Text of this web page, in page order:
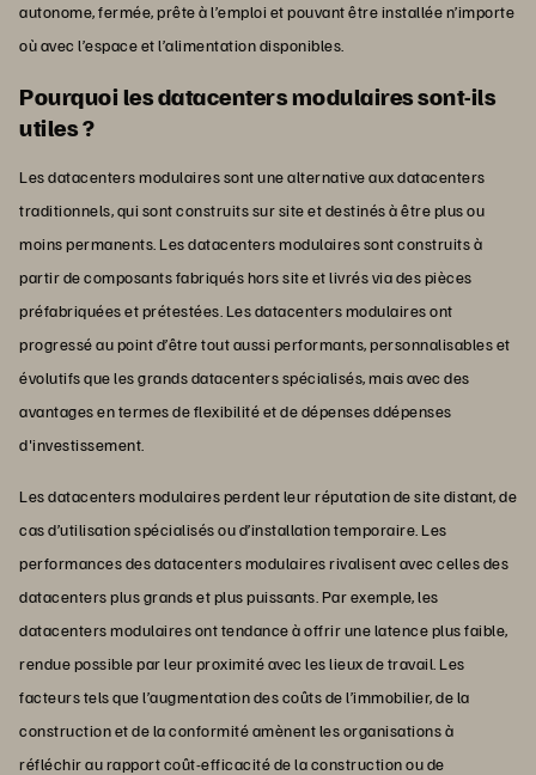
autonome, fermée, prête à l’emploi et pouvant être installée n’importe
où avec l’espace et l’alimentation disponibles.
Pourquoi les datacenters modulaires sont-ils
utiles ?
Les datacenters modulaires sont une alternative aux datacenters
traditionnels, qui sont construits sur site et destinés à être plus ou
moins permanents. Les datacenters modulaires sont construits à
partir de composants fabriqués hors site et livrés via des pièces
préfabriquées et prétestées. Les datacenters modulaires ont
progressé au point d’être tout aussi performants, personnalisables et
évolutifs que les grands datacenters spécialisés, mais avec des
avantages en termes de flexibilité et de dépenses ddépenses
d'investissement.
Les datacenters modulaires perdent leur réputation de site distant, de
cas d’utilisation spécialisés ou d’installation temporaire. Les
performances des datacenters modulaires rivalisent avec celles des
datacenters plus grands et plus puissants. Par exemple, les
datacenters modulaires ont tendance à offrir une latence plus faible,
rendue possible par leur proximité avec les lieux de travail. Les
facteurs tels que l’augmentation des coûts de l’immobilier, de la
construction et de la conformité amènent les organisations à
réfléchir au rapport coût-efficacité de la construction ou de